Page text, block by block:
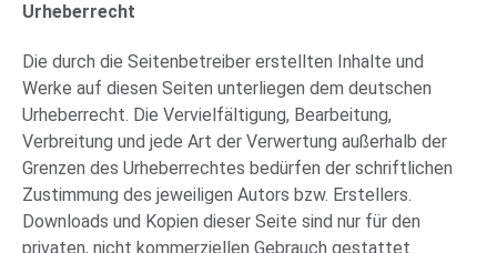
Urheberrecht
Die durch die Seitenbetreiber erstellten Inhalte und
Werke auf diesen Seiten unterliegen dem deutschen
Urheberrecht. Die Vervielfältigung, Bearbeitung,
Verbreitung und jede Art der Verwertung außerhalb der
Grenzen des Urheberrechtes bedürfen der schriftlichen
Zustimmung des jeweiligen Autors bzw. Erstellers.
Downloads und Kopien dieser Seite sind nur für den
privaten, nicht kommerziellen Gebrauch gestattet.